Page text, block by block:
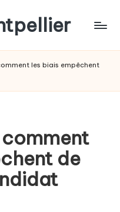
les biais empêchent
de